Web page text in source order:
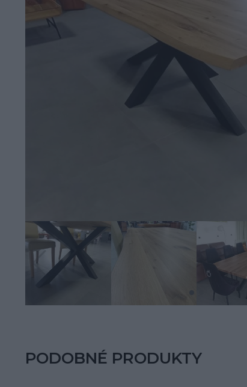
PODOBNÉ PRODUKTY